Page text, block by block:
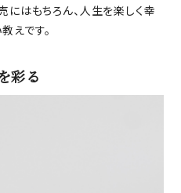
にはもちろん、人生を楽しく幸
えです。
彩る